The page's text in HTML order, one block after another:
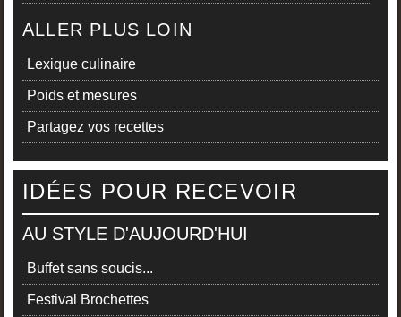
ALLER PLUS LOIN
Lexique culinaire
Poids et mesures
Partagez vos recettes
IDÉES POUR RECEVOIR
AU STYLE D'AUJOURD'HUI
Buffet sans soucis...
Festival Brochettes